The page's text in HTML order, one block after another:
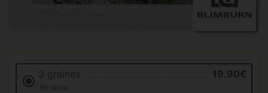
3 graines 19.90€
En stock